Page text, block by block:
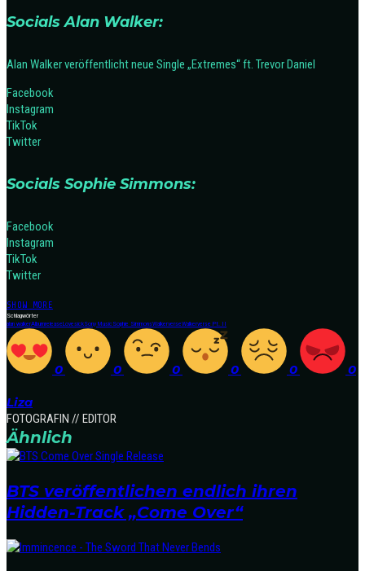
Socials Alan Walker:
Alan Walker veröffentlicht neue Single „Extremes“ ft. Trevor Daniel
Facebook
Instagram
TikTok
Twitter
Socials Sophie Simmons:
Facebook
Instagram
TikTok
Twitter
SHOW MORE
Schlagwörter
alan walkerAlbumreleaseLovesickSony Music Sophie SimmonsWalkerverseWalkerverse Pt. II
0 0 0 0 0 0
Liza
FOTOGRAFIN // EDITOR
Ähnlich
BTS veröffentlichen endlich ihren
Hidden-Track „Come Over“